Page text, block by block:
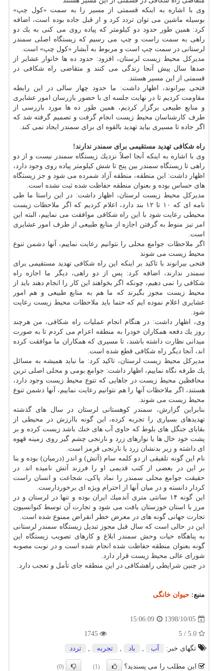
وی با اشاره به اینكه قسمتی از مسیر را به سمت «كول چپ»
بوسیله ماشین می توان تردد كرد و از قبل جاده بوده است، اضافه
كرد: همین طور حدود دو كیلومتر كه پیاده روی می كنی به یك دو
راهی به سمت راست و چپ می رسیم كه زیستگاه اصلی سمندر
لرستانی در سمت چپ است و مربوط به آبشار «كول چپ» است.
مدیركل محیط زیست لرستان، افزود: حدود ده ها خانوار عشایر از
صدها سال پیش آنجا زندگی می كنند و متقاضی راه شكافی در
قسمتی از این مسیر هستند.
فتحی بیرانوند، اظهار داشت: ما حدود چهار سالی در این رابطه
مقاومت كردیم تا در نهایت جلسه ای با حضور بازرسان امور عشایری
و منابع طبیعی برگزار كردیم، همین طور ده ها مورد بازرسی از
طرف كارشناسان محیط زیست انجام گرفت و تصمیم گرفته شد كه
اگر جاده تا مسیری بیاید تهدید بالقوه ای برای سمندر ایجاد نمی كند.
راه شكافی تهدید مستقیمی برای سمندر ندارند!
وی با اشاره به اینكه آنجا اصلاً نزدیك زیستگاه سمندر نیست و از دو
راهی تا زیستگاه سمندر بین پنج تا شش كیلومتر پیاده روی وجود دارد،
اظهار داشت: این منطقه، منطقه آزاد شمرده می شود و جز زیستگاه
های حساس بوده و بعنوان منطقه حفاظت شده ثبت نشده است.
مدیركل محیط زیست لرستان، اظهار داشت: در این راستا ما طی
نامه ای كه ۱۰ تا ۱۲ بند دارد، اعلام كردیم كه اگر ملاحظات زیست
محیطی رعایت شود با این راه شكافی موافقت می نماییم، البته این
امر نیز منوط به گرفتن اجازه از منابع طبیعی از طرف امور عشایری
است.
اگر ملاحظات جوامع محلی را نتوانیم رعایت نماییم، آنها دشمن تنوع
محیط زیست می شوند
فتحی بیرانوند با تاكید بر اینكه این راه شكافی تهدید مستقیمی برای
سمندر ندارند، اضافه كرد: پس از دو راهی، دیگر ما اجازه راه
شكافی را نمی دهیم، چونكه اگر بخواهند این كار را انجام دهند باید از
محیط زیست مجوز بگیرند كه ما هم به منابع طبیعی و هم امور
عشایری اعلام نموده ایم كه حتما باید ملاحظات محیط زیست رعایت
شود.
وی، اظهار داشت: در هنگام انجام عملیات راه شكافی، من هرچند
روز یك دفعه همكاران خودرا به منطقه اعزام می كردم تا به صورت
میدانی نظارت داشته باشند، تا مسیری كه همكاران ما موافقت كرده
اند، آنجا دیگر راه شكافی قطع شده است.
مدیركل محیط زیست لرستان، تاكید كرد: ما نباید همیشه به مسائل
یك طرفه نگاه نماییم، اظهار داشت: جوامع بومی و محلی اصلی ترین
محافظین محیط زیست در جاهایی كه تنوع محیط زیست وجود دارد،
هستند، اگر ملاحظات آنها را هم نتوانیم رعایت نماییم، آنها دشمن تنوع
محیط زیست می شوند.
بنابراین گزارش، سمندر كوهستانی لرستان در سال های گذشته
تهدیدهای بسیاری را تجربه كرده، این گونه باارزش در محیطی از
بقایای جنگل های بلوط كه حاوی آب های خنك باشد زیست كرده و بر
پشت خود خال ها یا نوارهای زرد و نارنجی چشم گیر روی زمینه قهوه
ای داشته و زیر بدنشان زرد یا نارنجی قرمز است.
نام این گونه تلفیقی از دو كلمه سام (آتش) و اندر (درمیان) بوده و بنا
بر این در بعضی از كتب قدیمی او را فرزند آتش نامیده اند. در
حقیقت جوامع محلی سمندر را نماد پاكی، شجاعت و انسان راست
كردار دانسته و در میان آنها از احترام ویژه ای برخوردارست.
این گونه ۱۴ سانتی متری آندمیك ایران بوده و تنها در لرستان و در
مرز با استان خوزستان یافت می شود و تجارت آن توسط كنوانسیون
تجارت جهانی گونه های در معرض خطر انقراض ممنوع شده است.
این در حالی است كه سال قبل مجوز تبدیل زیستگاه سمندر لرستانی
به پناهگاه حیات وحش سمندر ابلاغ و كارهای تصویب زیستگاه این
گونه بعنوان منطقه حفاظت شده انجام شده است و در نوبت مصوبه
شورای عالی محیط زیست قرار دارد.
در چنین شرایطی راهشكافی در این منطقه جای تأمل و تعجب دارد.
منبع: حیوان خانگی
1398/10/05
15:06:09
تگهای خبر:
آب , باد , تجربه , تردد
این مطلب را می پسندید؟ (1)
(0)